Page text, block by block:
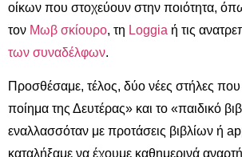
οίκων που στοχεύουν στην ποιότητα,
τον Μωβ σκίουρο, τη Loggia ή τις
των συναδέλφων.
Προσθέσαμε, τέλος, δύο νέες στήλες
ποίημα της Δευτέρας» και το «παιδικό
εναλλασσόταν με προτάσεις βιβλίων ή
καταλήξαμε να έχουμε καθημερινά